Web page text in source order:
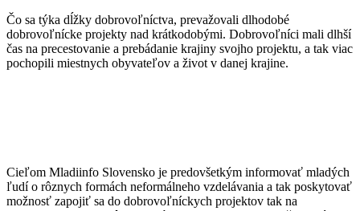
Čo sa týka dĺžky dobrovoľníctva, prevažovali dlhodobé
dobrovoľnícke projekty nad krátkodobými. Dobrovoľníci mali dlhší
čas na precestovanie a prebádanie krajiny svojho projektu, a tak viac
pochopili miestnych obyvateľov a život v danej krajine.
Cieľom Mladiinfo Slovensko je predovšetkým informovať mladých
ľudí o rôznych formách neformálneho vzdelávania a tak poskytovať
možnosť zapojiť sa do dobrovoľníckych projektov tak na